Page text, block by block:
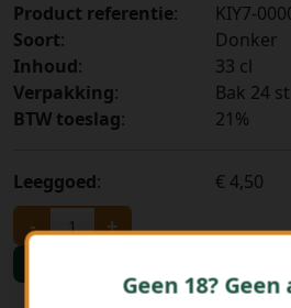
Product referentie:
KIY7-
Soort:
Donker
Inhoud:
33 cl
Verpakking:
Bak 24 st
BTW toeslag: 21%
Leeggoed: € 4,50
- +
Geen 18?